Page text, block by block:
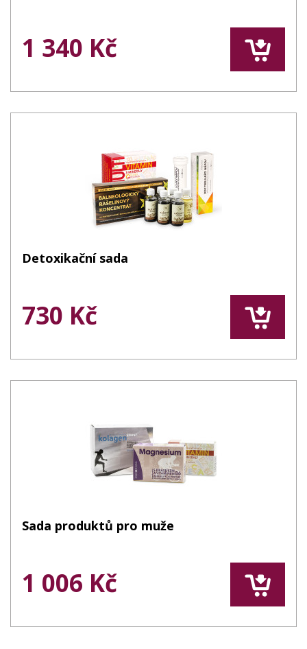
1 340 Kč
Detoxikační sada
730 Kč
Sada produktů pro muže
1 006 Kč